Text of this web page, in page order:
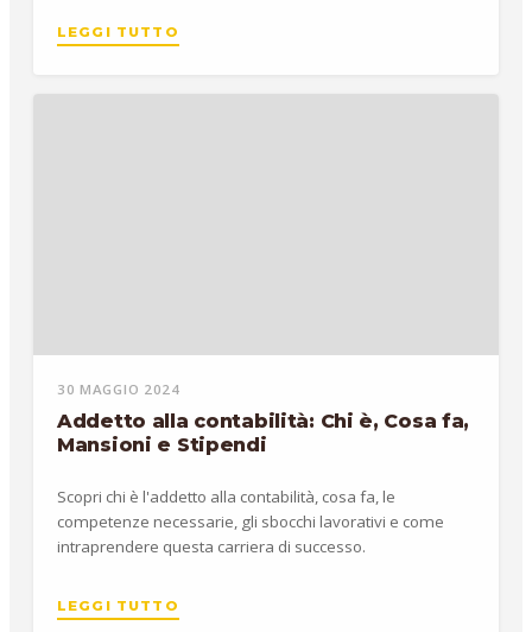
LEGGI TUTTO
30 MAGGIO 2024
Addetto alla contabilità: Chi è, Cosa fa,
Mansioni e Stipendi
Scopri chi è l'addetto alla contabilità, cosa fa, le
competenze necessarie, gli sbocchi lavorativi e come
intraprendere questa carriera di successo.
LEGGI TUTTO